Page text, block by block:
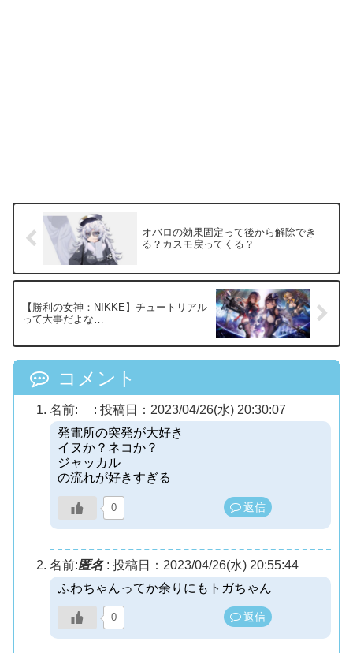
オバロの効果固定って後から解除でき
る？カスモ戻ってくる？
【勝利の女神：NIKKE】チュートリアル
って大事だよな…
コメント
名前: : 投稿日：2023/04/26(水) 20:30:07
発電所の突発が大好き
イヌか？ネコか？
ジャッカル
の流れが好きすぎる
0 返信
名前:匿名: 投稿日：2023/04/26(水) 20:55:44
ふわちゃんってか余りにもトガちゃん
0 返信